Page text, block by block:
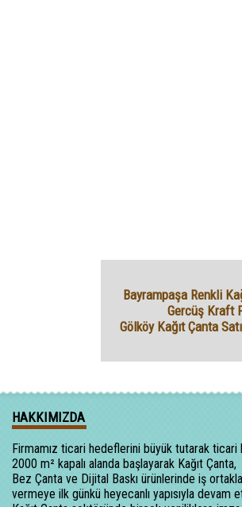
Bayrampaşa Renkli
Gercüş Kraft
Gölköy Kağıt Çanta
HAKKIMIZDA
Firmamız ticari hedeflerini büyük tutarak ticari
2000 m² kapalı alanda başlayarak Kağıt Çanta,
Bez Çanta ve Dijital Baskı ürünlerinde iş
vermeye ilk günkü heyecanlı yapısıyla devam